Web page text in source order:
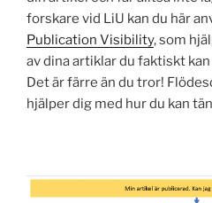
forskare vid LiU kan du här
Publication Visibility, som
av dina artiklar du faktiskt
Det är färre än du tror!
hjälper dig med hur du kan